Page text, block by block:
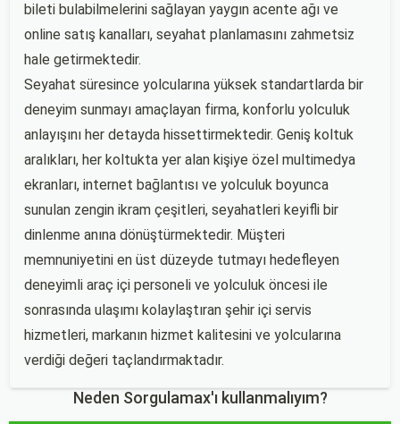
bileti bulabilmelerini sağlayan yaygın acente ağı ve
online satış kanalları, seyahat planlamasını zahmetsiz
hale getirmektedir.
Seyahat süresince yolcularına yüksek standartlarda bir
deneyim sunmayı amaçlayan firma, konforlu yolculuk
anlayışını her detayda hissettirmektedir. Geniş koltuk
aralıkları, her koltukta yer alan kişiye özel multimedya
ekranları, internet bağlantısı ve yolculuk boyunca
sunulan zengin ikram çeşitleri, seyahatleri keyifli bir
dinlenme anına dönüştürmektedir. Müşteri
memnuniyetini en üst düzeyde tutmayı hedefleyen
deneyimli araç içi personeli ve yolculuk öncesi ile
sonrasında ulaşımı kolaylaştıran şehir içi servis
hizmetleri, markanın hizmet kalitesini ve yolcularına
verdiği değeri taçlandırmaktadır.
Neden Sorgulamax'ı kullanmalıyım?